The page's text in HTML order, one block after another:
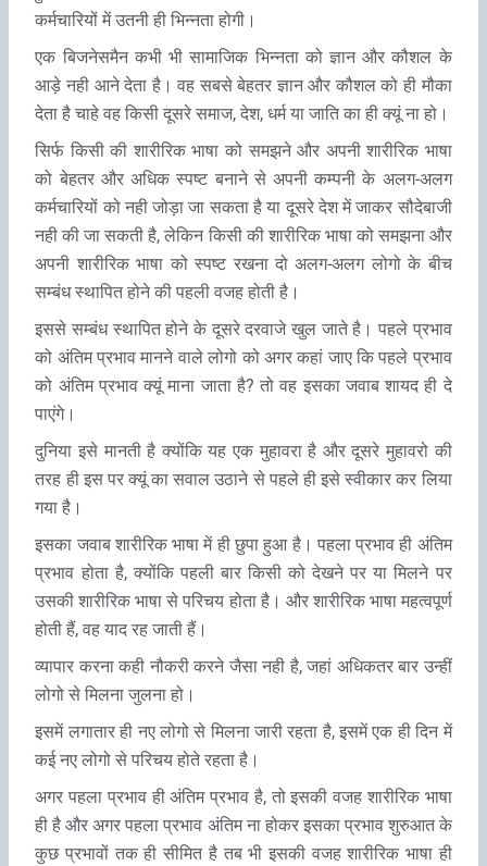
कर्मचारियों में उतनी ही भिन्नता होगी।
एक बिजनेसमैन कभी भी सामाजिक भिन्नता को ज्ञान और कौशल के
आड़े नही आने देता है। वह सबसे बेहतर ज्ञान और कौशल को ही मौका
देता है चाहे वह किसी दूसरे समाज, देश, धर्म या जाति का ही क्यूं ना हो।
सिर्फ किसी की शारीरिक भाषा को समझने और अपनी शारीरिक भाषा
को बेहतर और अधिक स्पष्ट बनाने से अपनी कम्पनी के अलग-अलग
कर्मचारियों को नही जोड़ा जा सकता है या दूसरे देश में जाकर सौदेबाजी
नही की जा सकती है, लेकिन किसी की शारीरिक भाषा को समझना और
अपनी शारीरिक भाषा को स्पष्ट रखना दो अलग-अलग लोगो के बीच
सम्बंध स्थापित होने की पहली वजह होती है।
इससे सम्बंध स्थापित होने के दूसरे दरवाजे खुल जाते है। पहले प्रभाव
को अंतिम प्रभाव मानने वाले लोगो को अगर कहां जाए कि पहले प्रभाव
को अंतिम प्रभाव क्यूं माना जाता है? तो वह इसका जवाब शायद ही दे
पाएंगे।
दुनिया इसे मानती है क्योंकि यह एक मुहावरा है और दूसरे मुहावरो की
तरह ही इस पर क्यूं का सवाल उठाने से पहले ही इसे स्वीकार कर लिया
गया है।
इसका जवाब शारीरिक भाषा में ही छुपा हुआ है। पहला प्रभाव ही अंतिम
प्रभाव होता है, क्योंकि पहली बार किसी को देखने पर या मिलने पर
उसकी शारीरिक भाषा से परिचय होता है। और शारीरिक भाषा महत्‍वपूर्ण
होती हैं, वह याद रह जाती हैं।
व्यापार करना कही नौकरी करने जैसा नही है, जहां अधिकतर बार उन्‍हीं
लोगो से मिलना जुलना हो।
इसमें लगातार ही नए लोगो से मिलना जारी रहता है, इसमें एक ही दिन में
कई नए लोगो से परिचय होते रहता है।
अगर पहला प्रभाव ही अंतिम प्रभाव है, तो इसकी वजह शारीरिक भाषा
ही है और अगर पहला प्रभाव अंतिम ना होकर इसका प्रभाव शुरुआत के
कुछ प्रभावों तक ही सीमित है तब भी इसकी वजह शारीरिक भाषा ही